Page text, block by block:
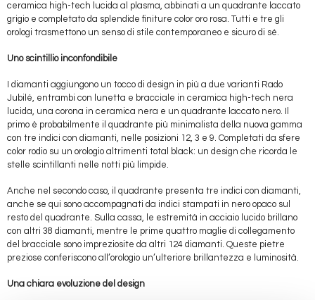
ceramica high-tech lucida al plasma, abbinati a un quadrante laccato
grigio e completato da splendide finiture color oro rosa. Tutti e tre gli
orologi trasmettono un senso di stile contemporaneo e sicuro di sé.
Uno scintillio inconfondibile
I diamanti aggiungono un tocco di design in più a due varianti Rado
Jubilé, entrambi con lunetta e bracciale in ceramica high-tech nera
lucida, una corona in ceramica nera e un quadrante laccato nero. Il
primo è probabilmente il quadrante più minimalista della nuova gamma
con tre indici con diamanti, nelle posizioni 12, 3 e 9. Completati da sfere
color rodio su un orologio altrimenti total black: un design che ricorda le
stelle scintillanti nelle notti più limpide.
Anche nel secondo caso, il quadrante presenta tre indici con diamanti,
anche se qui sono accompagnati da indici stampati in nero opaco sul
resto del quadrante. Sulla cassa, le estremità in acciaio lucido brillano
con altri 38 diamanti, mentre le prime quattro maglie di collegamento
del bracciale sono impreziosite da altri 124 diamanti. Queste pietre
preziose conferiscono all’orologio un’ulteriore brillantezza e luminosità.
Una chiara evoluzione del design